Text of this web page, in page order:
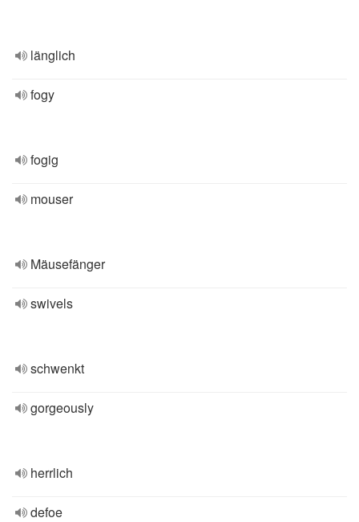
länglich
fogy
fogig
mouser
Mäusefänger
swivels
schwenkt
gorgeously
herrlich
defoe